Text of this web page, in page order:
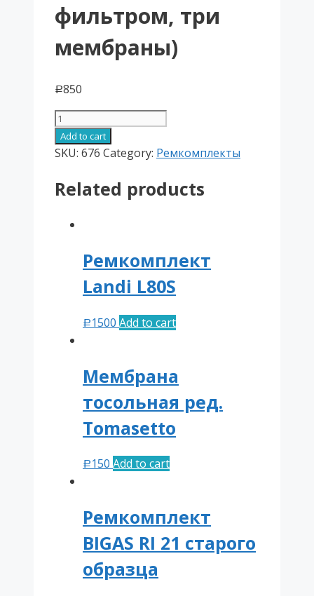
фильтром, три
мембраны)
Р850
Ремкомплект
Tomasetto
AT07
фильтром,
Add to cart
SKU: 676 Category: Ремкомплекты
Related products
Ремкомплект
Landi L80S
Р 1500 Add to cart
Мембрана
тосольная ред.
Tomasetto
Р 150 Add to cart
Ремкомплект
BIGAS RI 21 старого
образца